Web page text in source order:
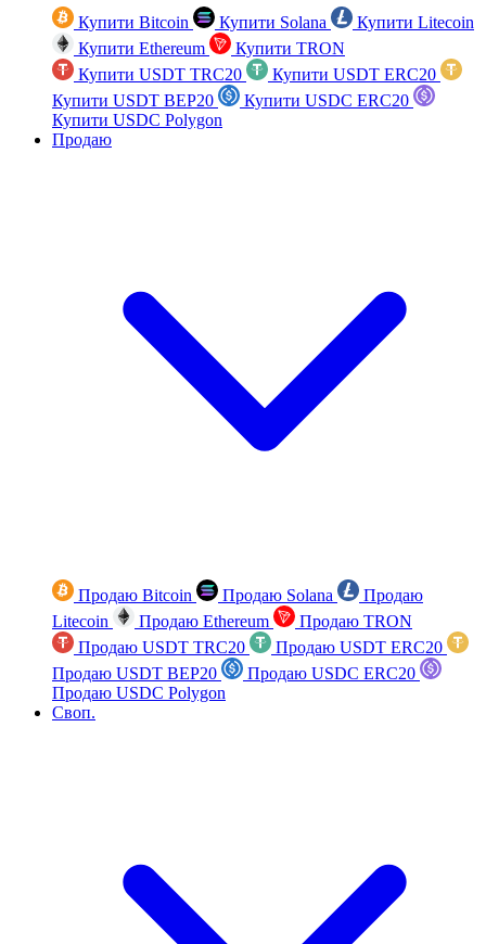
Купити Bitcoin Купити Solana
Купити Litecoin
Купити Ethereum
Купити TRON
Купити USDT TRC20
Купити USDT ERC20
Купити USDT BEP20
Купити USDC ERC20
Купити USDC Polygon
Продаю
Продаю Bitcoin Продаю Solana
Продаю
Litecoin
Продаю Ethereum
Продаю TRON
Продаю USDT TRC20
Продаю USDT ERC20
Продаю USDT BEP20
Продаю USDC ERC20
Продаю USDC Polygon
Своп.